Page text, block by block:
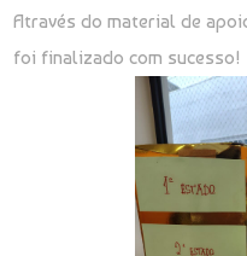
Através do material de
foi finalizado com sucesso!